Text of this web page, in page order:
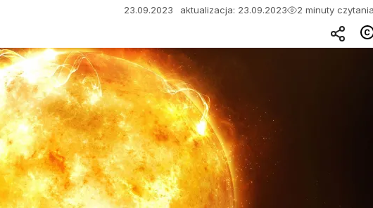
23.09.2023 aktualizacja: 23.09.2023 2 minuty czytania